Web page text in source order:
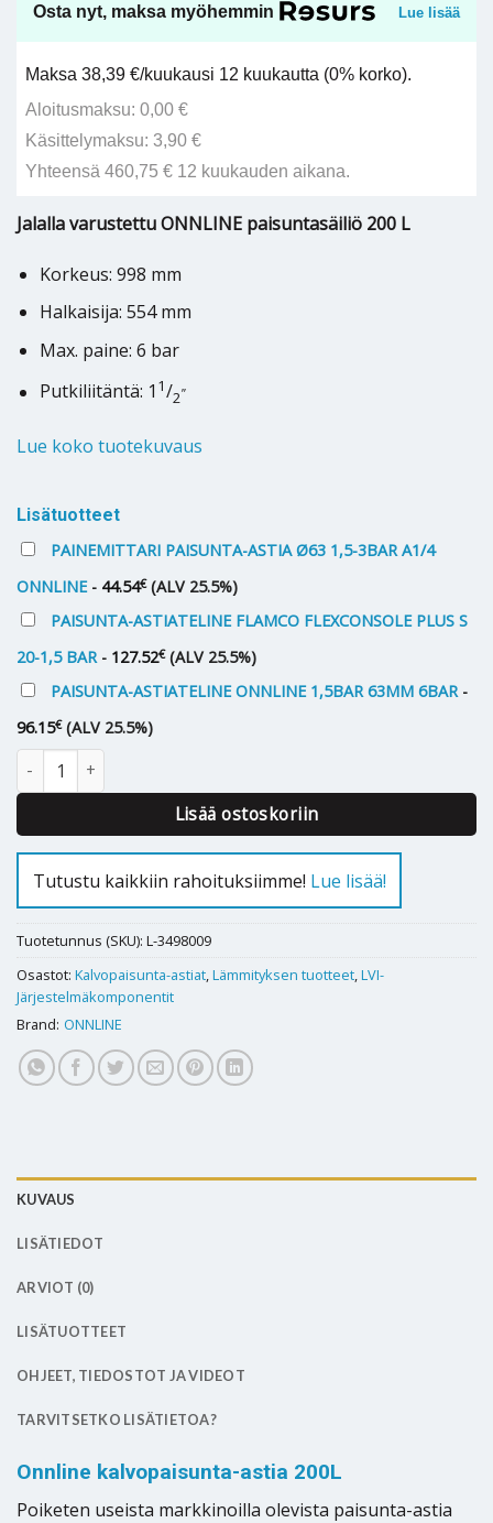
Osta nyt, maksa myöhemmin Lue lisää
Maksa 38,39 €/kuukausi 12 kuukautta (0% korko).
Aloitusmaksu: 0,00 €
Käsittelymaksu: 3,90 €
Yhteensä 460,75 € 12 kuukauden aikana.
Jalalla varustettu ONNLINE paisuntasäiliö 200 L
Korkeus: 998 mm
Halkaisija: 554 mm
Max. paine: 6 bar
Putkiliitäntä: 1 1/2”
Lue koko tuotekuvaus
Lisätuotteet
PAINEMITTARI PAISUNTA-ASTIA Ø63 1,5-3BAR A1/4
ONNLINE- 44.54€ (ALV 25.5%)
PAISUNTA-ASTIATELINE FLAMCO FLEXCONSOLE PLUS S
20-1,5 BAR - 127.52€ (ALV 25.5%)
PAISUNTA-ASTIATELINE ONNLINE 1,5BAR 63MM 6BAR -
96.15€ (ALV 25.5%)
Kalvopaisunta-astia Onnline 200 L määrä
Lisää ostoskoriin
Tutustu kaikkiin rahoituksiimme! Lue lisää!
Tuotetunnus (SKU): L-3498009
Osastot: Kalvopaisunta-astiat,Lämmityksen tuotteet,LVI-
Järjestelmäkomponentit
Brand: ONNLINE
KUVAUS
LISÄTIEDOT
ARVIOT (0)
LISÄTUOTTEET
OHJEET, TIEDOSTOT JA VIDEOT
TARVITSETKO LISÄTIETOA?
Onnline kalvopaisunta-astia 200L
Poiketen useista markkinoilla olevista paisunta-astia